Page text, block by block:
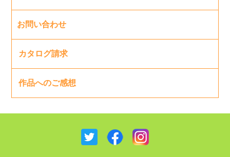
お問い合わせ
カタログ請求
作品へのご感想